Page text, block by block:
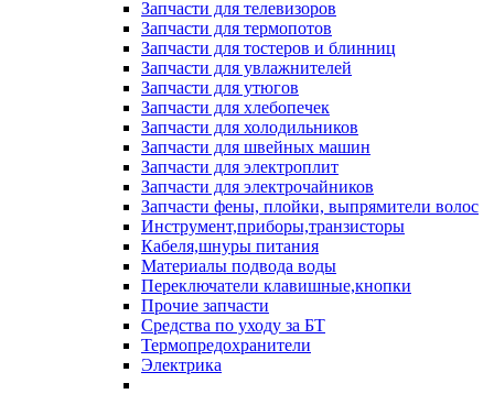
Запчасти для телевизоров
Запчасти для термопотов
Запчасти для тостеров и блинниц
Запчасти для увлажнителей
Запчасти для утюгов
Запчасти для хлебопечек
Запчасти для холодильников
Запчасти для швейных машин
Запчасти для электроплит
Запчасти для электрочайников
Запчасти фены, плойки, выпрямители волос
Инструмент,приборы,транзисторы
Кабеля,шнуры питания
Материалы подвода воды
Переключатели клавишные,кнопки
Прочие запчасти
Средства по уходу за БТ
Термопредохранители
Электрика